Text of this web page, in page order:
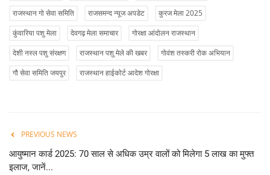
राजस्थान गो सेवा समिति
राजसमन्द न्यूज अपडेट
कुरज मेला 2025
कुंवारिया पशु मेला
देवगढ़ मेला समाचार
गोरक्षा आंदोलन राजस्थान
देशी नस्ल पशु संरक्षण
राजस्थान पशु मेले की खबर
गोवंश तस्करी रोक अभियान
गौ सेवा समिति जयपुर
राजस्थान हाईकोर्ट आदेश गोरक्षा
PREVIOUS NEWS
आयुष्मान कार्ड 2025: 70 साल से अधिक उम्र वालों को मिलेगा 5 लाख का मुफ्त
इलाज, जानें...